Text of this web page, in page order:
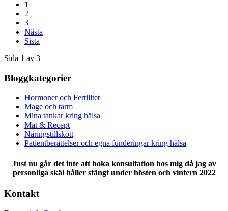
1
2
3
Nästa
Sista
Sida 1 av 3
Bloggkategorier
Hormoner och Fertilitet
Mage och tarm
Mina tankar kring hälsa
Mat & Recept
Näringstillskott
Patientberättelser och egna funderingar kring hälsa
Just nu går det inte att boka konsultation hos mig då jag av
personliga skäl håller stängt under hösten och vintern 2022
Kontakt